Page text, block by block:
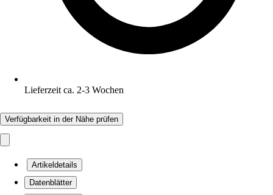
Lieferzeit ca. 2-3 Wochen
Verfügbarkeit in der Nähe prüfen
Artikeldetails
Datenblätter